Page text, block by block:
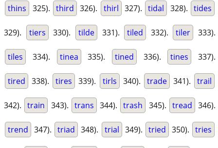
thins 325). third 326). thirl 327). tidal 328). tides
329). tiers 330). tilde 331). tiled 332). tiler 333).
tiles 334). tinea 335). tined 336). tines 337).
tired 338). tires 339). tirls 340). trade 341). trail
342). train 343). trans 344). trash 345). tread 346).
trend 347). triad 348). trial 349). tried 350). tries